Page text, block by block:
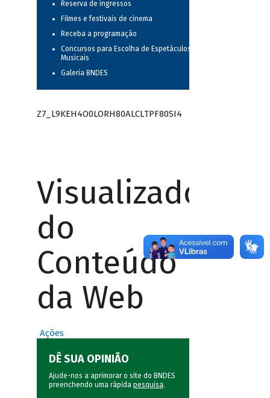
Reserva de ingressos
Filmes e festivais de cinema
Receba a programação
Concursos para Escolha de Espetáculos
Musicais
Galeria BNDES
Z7_L9KEH4O0LORH80ALCLTPF80SI4
Visualizador
do
Conteúdo
da Web
Ações
DÊ SUA OPINIÃO
Ajude-nos a aprimorar o site do BNDES
preenchendo uma rápida pesquisa.